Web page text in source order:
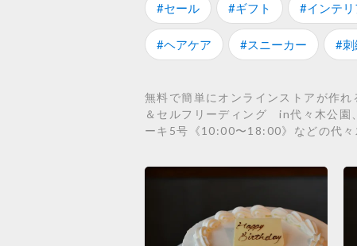
#セール #ギフト #インテリ
#ヘアケア #スニーカー #刺
無料で簡単にオンラインストアが作
＆セルフリーディング in代々木公園
ーキ5号《10:00〜18:00》などの代々